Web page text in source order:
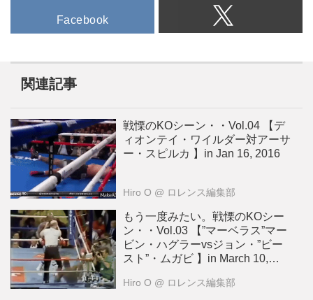
Facebook
関連記事
戦慄のKOシーン・・Vol.04 【デ
ィオンテイ・ワイルダー対アーサ
ー・スピルカ 】in Jan 16, 2016
Hiro O @ ロレンス編集部
もう一度みたい。戦慄のKOシー
ン・・Vol.03 【”マーベラス”マー
ビン・ハグラーvsジョン・”ビー
スト”・ムガビ 】in March 10,
Hiro O @ ロレンス編集部